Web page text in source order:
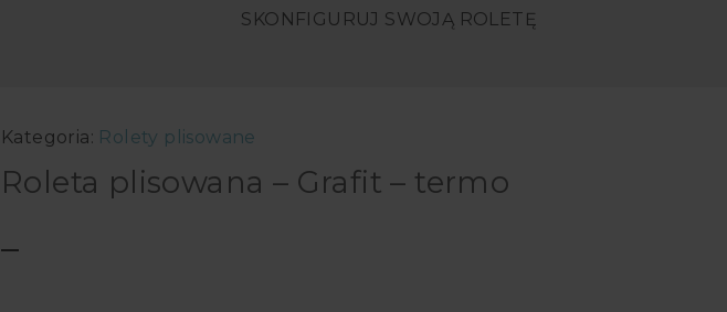
SKONFIGURUJ SWOJĄ ROLETĘ
Kategoria: Rolety plisowane
Roleta plisowana – Grafit – termo
–